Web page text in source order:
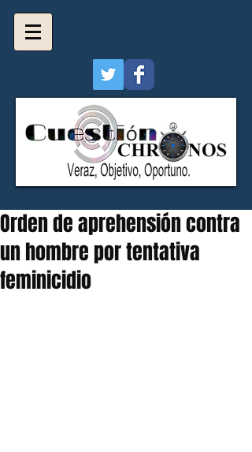
Orden de aprehensión contra
un hombre por tentativa
feminicidio